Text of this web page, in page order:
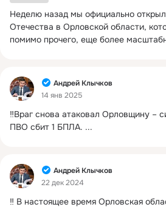
Неделю назад мы официально
Отечества в Орловской области,
помимо прочего, еще более
Фид
Андрей Клычков
14 янв 2025
‼️Враг снова атаковал Орловщину –
ПВО сбит 1 БПЛА. ...
Фид
Андрей Клычков
22 дек 2024
‼️ В настоящее время Орловская